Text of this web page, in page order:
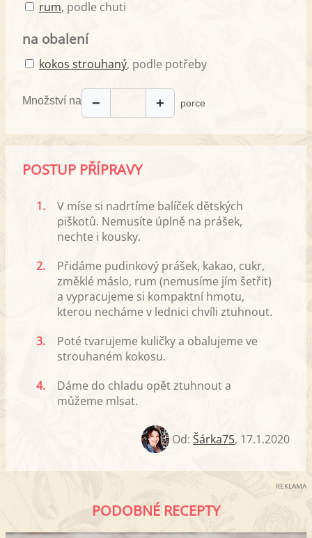
rum, podle chuti
na obalení
kokos strouhaný, podle potřeby
Množství na − + porce
POSTUP PŘÍPRAVY
1.
V míse si nadrtíme balíček dětských
piškotů. Nemusíte úplně na prášek,
nechte i kousky.
2.
Přidáme pudinkový prášek, kakao, cukr,
změklé máslo, rum (nemusíme jím šetřit)
a vypracujeme si kompaktní hmotu,
kterou necháme v lednici chvíli ztuhnout.
3.
Poté tvarujeme kuličky a obalujeme ve
strouhaném kokosu.
4.
Dáme do chladu opět ztuhnout a
můžeme mlsat.
Od: Šárka75, 17.1.2020
REKLAMA
PODOBNÉ RECEPTY